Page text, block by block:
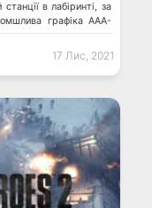
в лабіринті, за
графіка AAA-
17 Лис, 2021